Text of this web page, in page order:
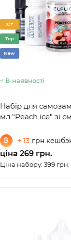
Хіт
Top
New
В наявності
Набір для
мл "Peach ice" зі
+ 13 грн
ціна 269 грн.
Ціна набору: 399 грн.